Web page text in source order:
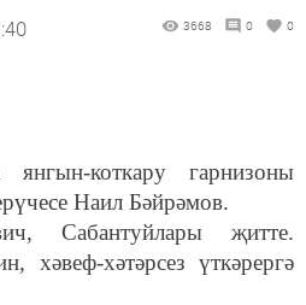
3668 0 0
коткару гарнизоны
Наил Бәйрәмов.
Сабантуйлары җитте.
хәвеф-хәтәрсез үткәрергә